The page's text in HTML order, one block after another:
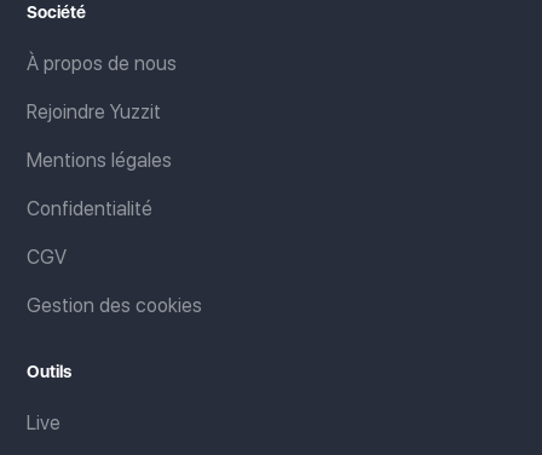
Société
À propos de nous
Rejoindre Yuzzit
Mentions légales
Confidentialité
CGV
Gestion des cookies
Outils
Live